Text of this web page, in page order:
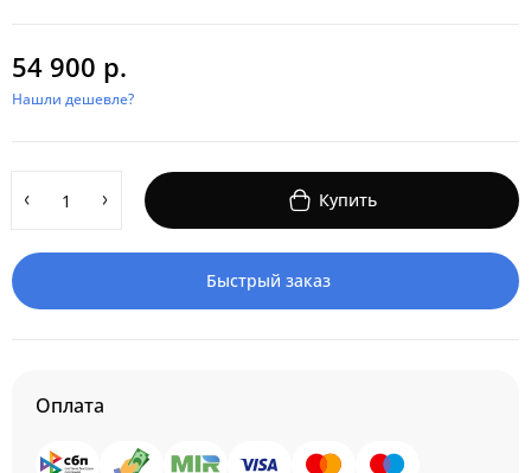
54 900 р.
Нашли дешевле?
Купить
Быстрый заказ
Оплата